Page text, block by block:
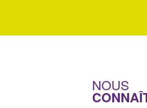
NOUS
de moins de 50 salariés
d’application/Publicité